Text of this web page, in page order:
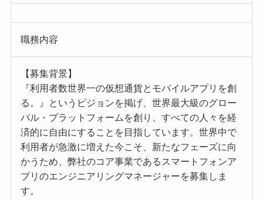
職務内容
【募集背景】
『利用者数世界一の仮想通貨とモバイルアプリを創
る。』というビジョンを掲げ、世界最大級のグロー
バル・プラットフォームを創り、すべての人々を経
済的に自由にすることを目指しています。世界中で
利用者が急激に増えた今こそ、新たなフェーズに向
かうため、弊社のコア事業であるスマートフォンア
プリのエンジニアリングマネージャーを募集しま
す。